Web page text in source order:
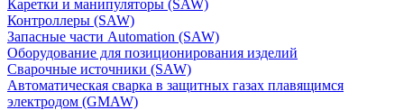
Каретки и манипуляторы (SAW)
Контроллеры (SAW)
Запасные части Automation (SAW)
Оборудование для позиционирования изделий
Сварочные источники (SAW)
Автоматическая сварка в защитных газах плавящимся
электродом (GMAW)